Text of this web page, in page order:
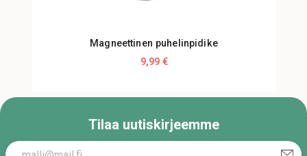
Magneettinen puhelinpidike
9,99 €
Tilaa uutiskirjeemme